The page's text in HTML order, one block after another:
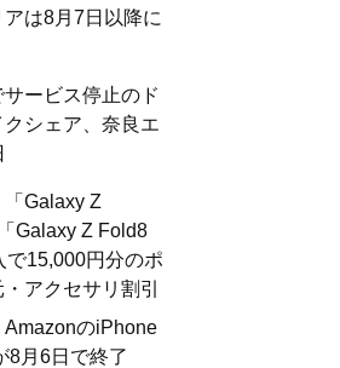
は8月7日以降に
ービス停止のド
クシェア、奈良エ
「Galaxy Z
Galaxy Z Fold8
で15,000円分のポ
アクセサリ割引
AmazonのiPhone
8月6日で終了